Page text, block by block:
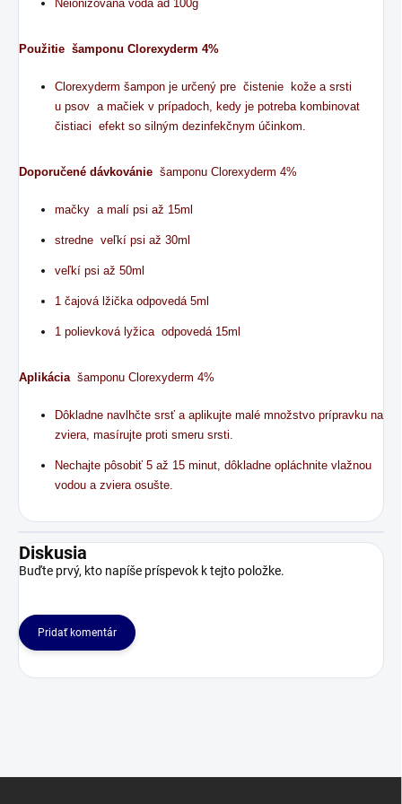
Neionizovaná voda ad 100g
Použitie šamponu Clorexyderm 4%
Clorexyderm šampon je určený pre čistenie kože a srsti
u psov a mačiek v prípadoch, kedy je potreba kombinovat
čistiaci efekt so silným dezinfekčnym účinkom.
Doporučené dávkovánie šamponu Clorexyderm 4%
mačky a malí psi až 15ml
stredne veľkí psi až 30ml
veľkí psi až 50ml
1 čajová lžička odpovedá 5ml
1 polievková lyžica odpovedá 15ml
Aplikáciašamponu Clorexyderm 4%
Dôkladne navlhčte srsť a aplikujte malé množstvo prípravku na
zviera, masírujte proti smeru srsti.
Nechajte pôsobiť 5 až 15 minut, dôkladne opláchnite vlažnou
vodou a zviera osušte.
Diskusia
Buďte prvý, kto napíše príspevok k tejto položke.
Pridať komentár